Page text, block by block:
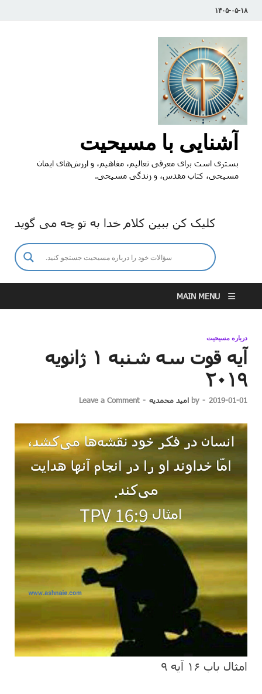
۱۴۰۵-۰۵-۱۸
آشنایی با مسیحیت
بستری است برای معرفی تعالیم، مفاهیم، و ارزش‌های ایمان
مسیحی، کتاب مقدس، و زندگی مسیحی.
کلیک کن ببین کلام خدا به تو چه می گوید
MAIN MENU
درباره مسیحیت
آیه قوت سه شنبه ۱ ژانویه
۲۰۱۹
2019-01-01
-
by امید محمدیه -
Leave a Comment
امثال باب ۱۶ آیه ۹